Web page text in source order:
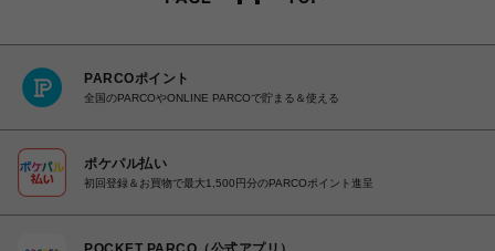
PARCOポイント
全国のPARCOやONLINE PARCOで貯まる＆使える
ポケパル払い
初回登録＆お買物で最大1,500円分のPARCOポイント進呈